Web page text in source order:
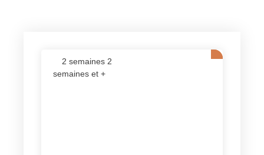
2 semaines 2
semaines et +